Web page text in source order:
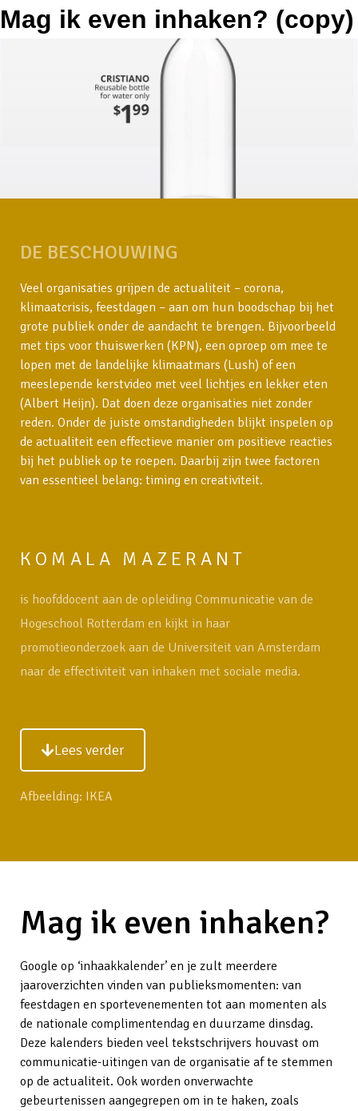
Mag ik even inhaken? (copy)
DE BESCHOUWING
Veel organisaties grijpen de actualiteit – corona,
klimaatcrisis, feestdagen – aan om hun boodschap bij het
grote publiek onder de aandacht te brengen. Bijvoorbeeld
met tips voor thuiswerken (KPN), een oproep om mee te
lopen met de landelijke klimaatmars (Lush) of een
meeslepende kerstvideo met veel lichtjes en lekker eten
(Albert Heijn). Dat doen deze organisaties niet zonder
reden. Onder de juiste omstandigheden blijkt inspelen op
de actualiteit een effectieve manier om positieve reacties
bij het publiek op te roepen. Daarbij zijn twee factoren
van essentieel belang: timing en creativiteit.
KOMALA MAZERANT
is hoofddocent aan de opleiding Communicatie van de
Hogeschool Rotterdam en kijkt in haar
promotieonderzoek aan de Universiteit van Amsterdam
naar de effectiviteit van inhaken met sociale media.
Lees verder
Afbeelding: IKEA
Mag ik even inhaken?
Google op ‘inhaakkalender’ en je zult meerdere
jaaroverzichten vinden van publieksmomenten: van
feestdagen en sportevenementen tot aan momenten als
de nationale complimentendag en duurzame dinsdag.
Deze kalenders bieden veel tekstschrijvers houvast om
communicatie-uitingen van de organisatie af te stemmen
op de actualiteit. Ook worden onverwachte
gebeurtenissen aangegrepen om in te haken, zoals